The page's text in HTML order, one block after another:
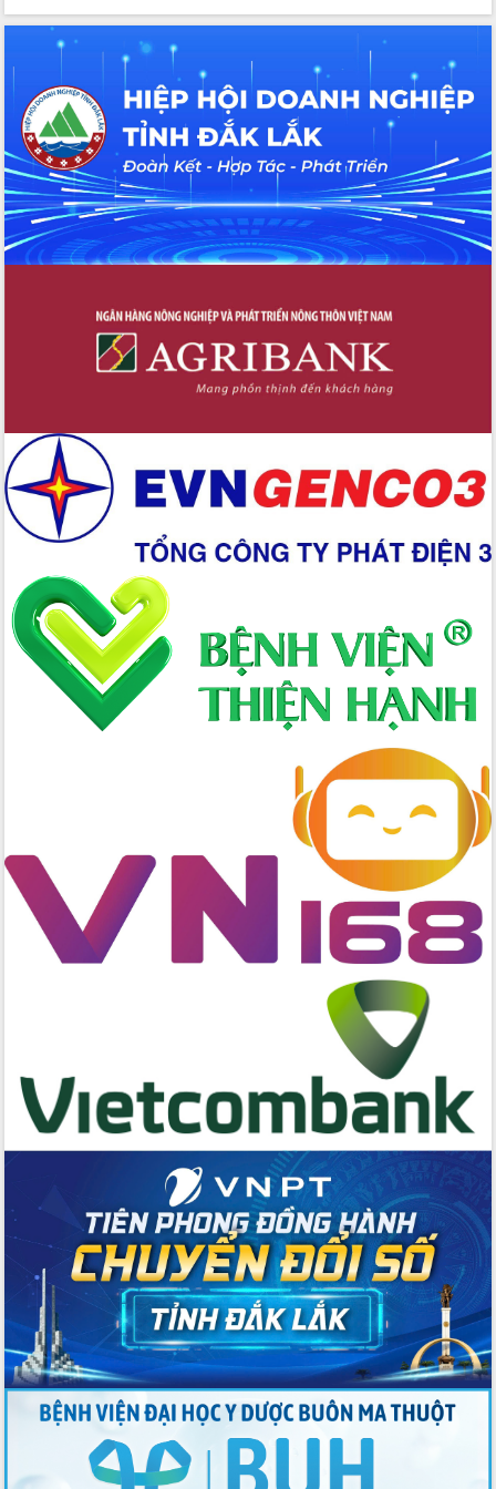
Tập huấn ứng dụng trí tuệ nhân tạo (AI)
trong thương mại điện tử năm 2026
Đoàn đại biểu Quốc hội tỉnh Đắk Lắk
trao đổi thông tin trước Kỳ họp thứ
nhất, Quốc hội khóa XVI
Quyết liệt cải cách hành chính, khơi
thông nguồn lực phát triển
Nâng cao hiệu lực, hiệu quả HĐND
tỉnh thông qua hiện đại hóa hành chính
Xã Ea Phê gắn cải cách hành chính với
chuyển đổi số
Hồ Thị Nguyên Thảo làm việc tại Trung
tâm Phục vụ hành chính công xã Ea
Xây dựng nền hành chính số đồng
hành cùng nông dân dân, doanh nghiệp
Giai đoạn 2026-2030, Đắk Lắk phấn
đấu có 77% xã đạt chuẩn nông thôn
Chuyển đổi số 'mở đường' cho nông
nghiệp Đắk Lắk tăng trưởng bứt phá
Triển khai đồng bộ đo đạc, lập hồ sơ
địa chính, hoàn thiện cơ sở dữ liệu đất
đai
Ứng dụng sinh trắc học - Bước tiến
trong hành trình chuyển đổi số tại Đắk
Lắk
Đắk Lắk nâng cao hiệu quả công tác
Đảng từ Sổ tay đảng viên điện tử
cấp xã
Đắk Lắk phát động hưởng ứng Ngày
Quyền của người tiêu dùng Việt Nam
2026
Đẩy mạnh cải cách hành chính, quyết
Phó Bí thư Tỉnh ủy Đắk Lắk Đỗ Hữu
Huy giữ chức Bí thư Đảng ủy Ủy Ban
Nhân dân tỉnh
Bệnh án điện tử thúc đẩy chuyển đổi
Chuyển đổi số thư viện: Mở rộng
không gian tri thức trong thời đại số
Đánh giá, rút kinh nghiệm công tác tổ
chức diễn tập trước ngày bầu cử
Chương trình “Gặp gỡ hữu nghị –
Friendship Meeting New Year 2026”
Bầu cử Quốc hội và HĐND: Cử tri Đắk
Lắk gửi gắm niềm tin, kỳ vọng vào lá
phiếu
Đắk Lắk sẵn sàng các điều kiện cho
Ngày hội bầu cử đại biểu Quốc hội
khóa XVI và HĐND các cấp nhiệm kỳ